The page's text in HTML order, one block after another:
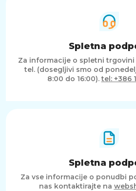
Spletna
Za informacije o spletni
tel. (dosegljivi smo od
8:00 do 16:00).tel: +386
Spletna
Za vse informacije o ponudbi
nas kontaktirajte na